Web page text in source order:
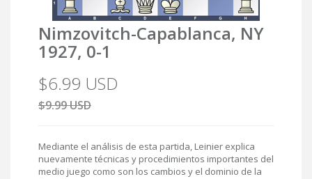
Nimzovitch-Capablanca, NY
1927, 0-1
$6.99 USD
$9.99 USD
Mediante el análisis de esta partida, Leinier explica
nuevamente técnicas y procedimientos importantes del
medio juego como son los cambios y el dominio de la